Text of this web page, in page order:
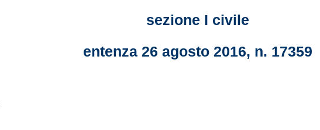
sezione I civile
entenza 26 agosto 2016, n. 17359